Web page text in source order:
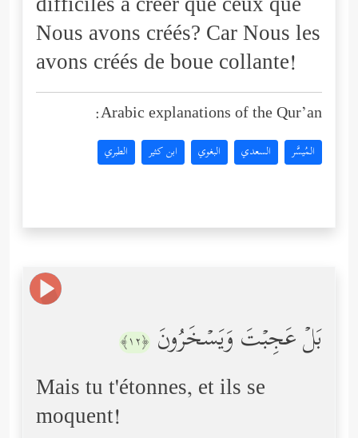
Nous avons créés? Car Nous les
avons créés de boue collante!
Arabic explanations of the Qur’an:
المُيسَّر السعدي البغوي ابن كثير الطبري
بَلۡ عَجِبۡتَ وَیَسۡخَرُونَ ﴿١٢﴾
Mais tu t'étonnes, et ils se
moquent!